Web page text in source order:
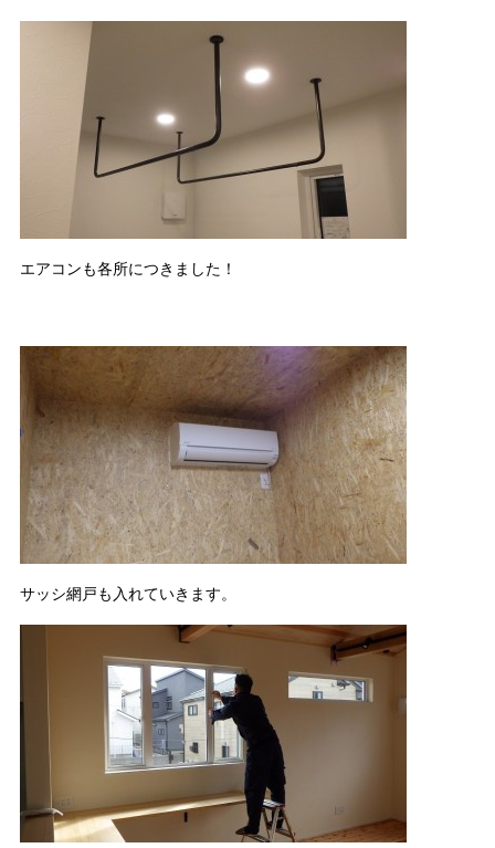
エアコンも各所につきました！
サッシ網戸も入れていきます。